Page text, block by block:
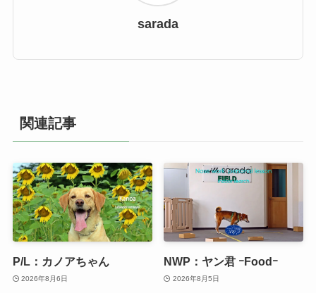
sarada
関連記事
P/L：カノアちゃん
2026年8月6日
NWP：ヤン君 ｰFoodｰ
2026年8月5日